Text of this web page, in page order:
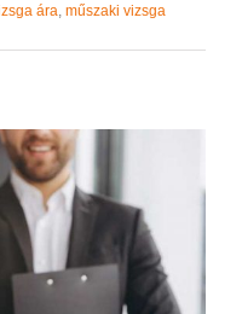
ára műszaki vizsga